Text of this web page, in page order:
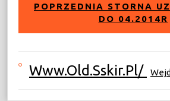
POPRZEDNIA STORNA
DO 04.2014R
Www.old.sskir.pl/